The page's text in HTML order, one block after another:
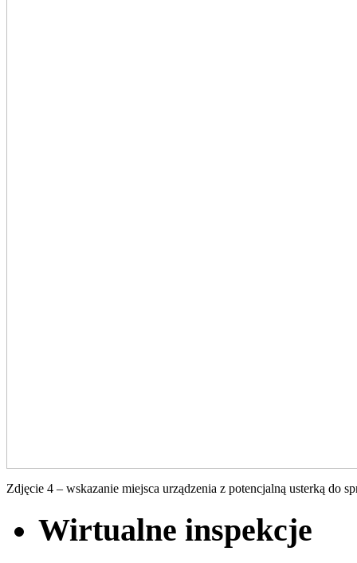
Zdjęcie 4 – wskazanie miejsca urządzenia z potencjalną usterką do
Wirtualne inspekcje